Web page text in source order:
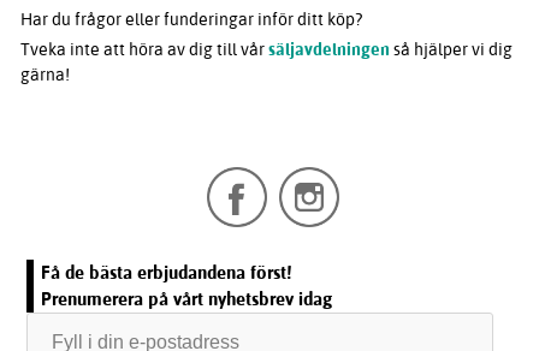
Har du frågor eller funderingar inför ditt köp?
Tveka inte att höra av dig till vårsäljavdelningen så hjälper vi dig
gärna!
Få de bästa erbjudandena först!
Prenumerera på vårt nyhetsbrev idag